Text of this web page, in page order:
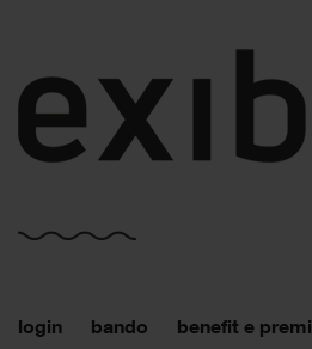
login bando benefit e premi